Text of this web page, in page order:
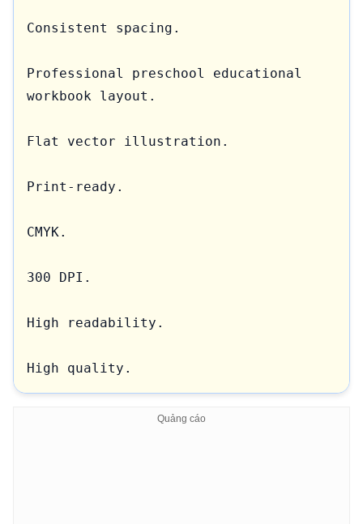
Consistent spacing.
Professional preschool educational
workbook layout.
Flat vector illustration.
Print-ready.
CMYK.
300 DPI.
High readability.
High quality.